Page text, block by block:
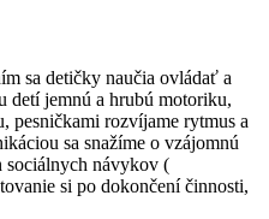
sa detičky naučia ovládať a
detí jemnú a hrubú motoriku,
pesničkami rozvíjame rytmus a
sa snažíme o vzájomnú
sociálnych návykov (
si po dokončení činnosti,